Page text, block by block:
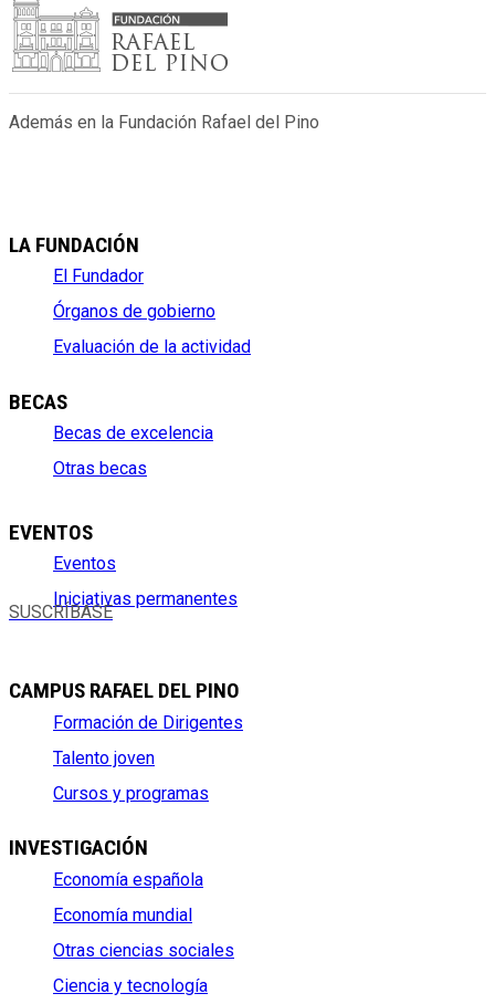
Además en la Fundación Rafael del Pino
LA FUNDACIÓN
El Fundador
Órganos de gobierno
Evaluación de la actividad
BECAS
Becas de excelencia
Otras becas
EVENTOS
Eventos
Iniciativas permanentes
SUSCRÍBASE
CAMPUS RAFAEL DEL PINO
Formación de Dirigentes
Talento joven
Cursos y programas
INVESTIGACIÓN
Economía española
Economía mundial
Otras ciencias sociales
Ciencia y tecnología